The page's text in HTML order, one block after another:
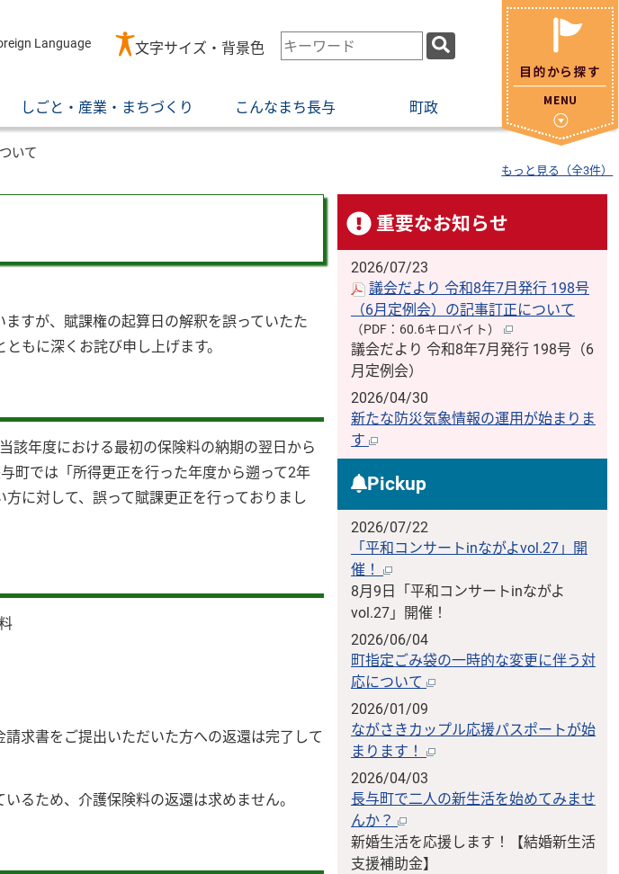
Language 文字サイズ・背景色
検
索
ー
ワ
しごと・産業・まちづくり こんなまち長与 町政
いて
もっと見る（全3件）
すが、賦課権の起算日の解釈を誤っていたた
もに深くお詫び申し上げます。
該年度における最初の保険料の納期の翌日から
町では「所得更正を行った年度から遡って2年
に対して、誤って賦課更正を行っておりまし
求書をご提出いただいた方への返還は完了して
るため、介護保険料の返還は求めません。
重要なお知らせ
2026/07/23
議会だより 令和8年7月発行 198号
（6月定例会）の記事訂正について
（PDF：60.6キロバイト）
議会だより 令和8年7月発行 198号（6
月定例会）
2026/04/30
新たな防災気象情報の運用が始まりま
す
Pickup
2026/07/22
「平和コンサートinながよvol.27」開
催！
8月9日「平和コンサートinながよ
vol.27」開催！
2026/06/04
町指定ごみ袋の一時的な変更に伴う対
応について
2026/01/09
ながさきカップル応援パスポートが始
まります！
2026/04/03
長与町で二人の新生活を始めてみませ
んか？
新婚生活を応援します！【結婚新生活
支援補助金】